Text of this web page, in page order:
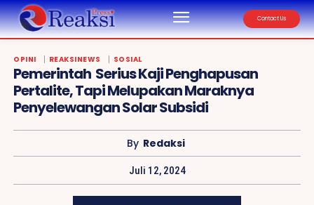
Contact Us
reaksipress.com
OPINI REAKSINEWS SOSIAL
Pemerintah Serius Kaji Penghapusan
Pertalite, Tapi Melupakan Maraknya
Penyelewangan Solar Subsidi
By Redaksi
Juli 12, 2024